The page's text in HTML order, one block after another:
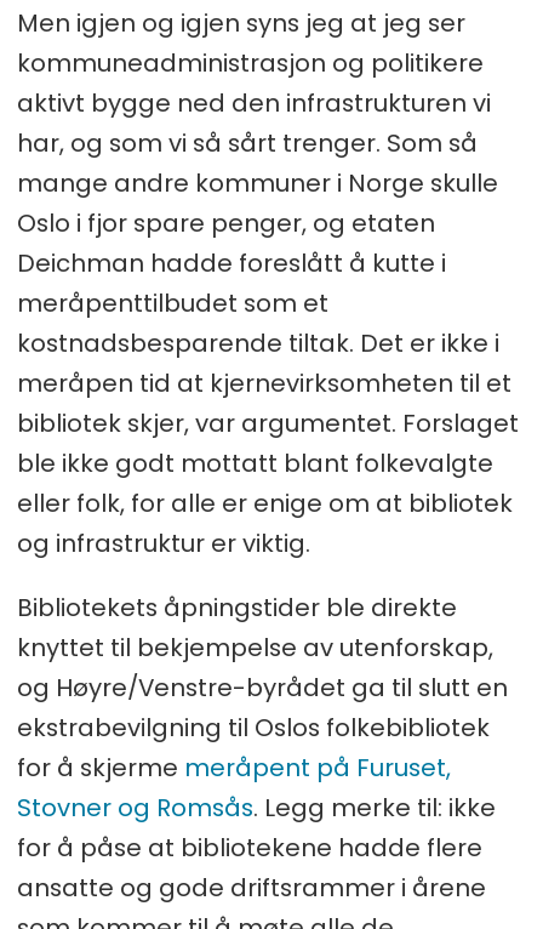
Men igjen og igjen syns jeg at jeg ser
kommuneadministrasjon og politikere
aktivt bygge ned den infrastrukturen vi
har, og som vi så sårt trenger. Som så
mange andre kommuner i Norge skulle
Oslo i fjor spare penger, og etaten
Deichman hadde foreslått å kutte i
meråpenttilbudet som et
kostnadsbesparende tiltak. Det er ikke i
meråpen tid at kjernevirksomheten til et
bibliotek skjer, var argumentet. Forslaget
ble ikke godt mottatt blant folkevalgte
eller folk, for alle er enige om at bibliotek
og infrastruktur er viktig.
Bibliotekets åpningstider ble direkte
knyttet til bekjempelse av utenforskap,
og Høyre/Venstre-byrådet ga til slutt en
ekstrabevilgning til Oslos folkebibliotek
for å skjerme meråpent på Furuset,
Stovner og Romsås. Legg merke til: ikke
for å påse at bibliotekene hadde flere
ansatte og gode driftsrammer i årene